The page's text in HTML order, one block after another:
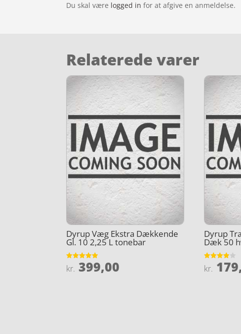
Du skal være logged in for at afgive en anmeldelse.
Relaterede varer
Dyrup Væg Ekstra Dækkende
Gl. 10 2,25 L tonebar
Vurderet
4.9
kr. 399,00
Dyrup
Dæk 50
Vurderet
3.9
kr.